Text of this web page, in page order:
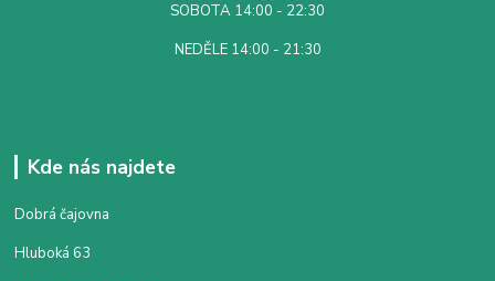
SOBOTA 14:00 - 22:30
NEDĚLE 14:00 - 21:30
Kde nás najdete
Dobrá čajovna
Hluboká 63